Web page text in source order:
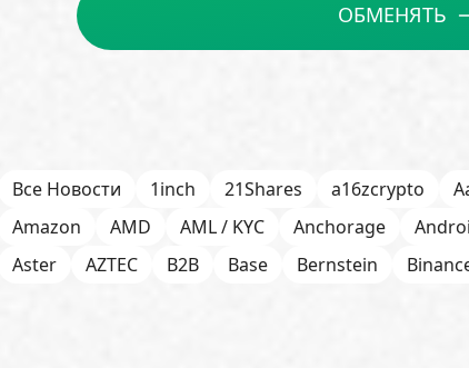
ОБМЕНЯТЬ
Все Новости 1inch 21Shares a16zcrypto
Amazon
AMD AML / KYC Anchorage
Aster
AZTEC B2B Base Bernstein